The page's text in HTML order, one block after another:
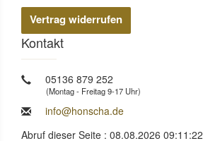
Vertrag widerrufen
Kontakt
05136 879 252
(Montag - Freitag 9-17 Uhr)
info@honscha.de
Abruf dieser Seite : 08.08.2026 09:11:22